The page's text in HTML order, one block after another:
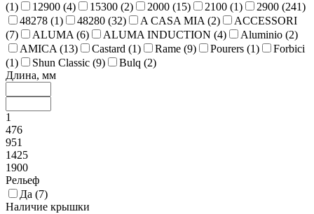
(1) 12900 (4) 15300 (2) 2000 (15) 2100 (1) 2900 (241)
48278 (1) 48280 (32) A CASA MIA (2)
ACCESSORI
(7) ALUMA (6) ALUMA INDUCTION (4) Aluminio (2)
AMICA (13) Castard (1) Rame (9) Pourers (1)
Forbici
(1) Shun Classic (9) Bulq (2)
Длина, мм
1
476
951
1425
1900
Рельеф
Да (7)
Наличие крышки